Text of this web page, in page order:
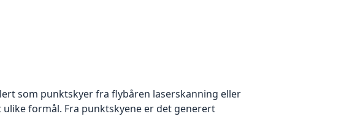
som punktskyer fra flybåren laserskanning eller
formål. Fra punktskyene er det generert